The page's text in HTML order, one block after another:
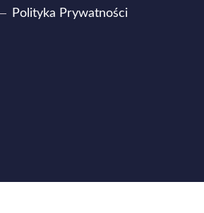
Polityka Prywatności